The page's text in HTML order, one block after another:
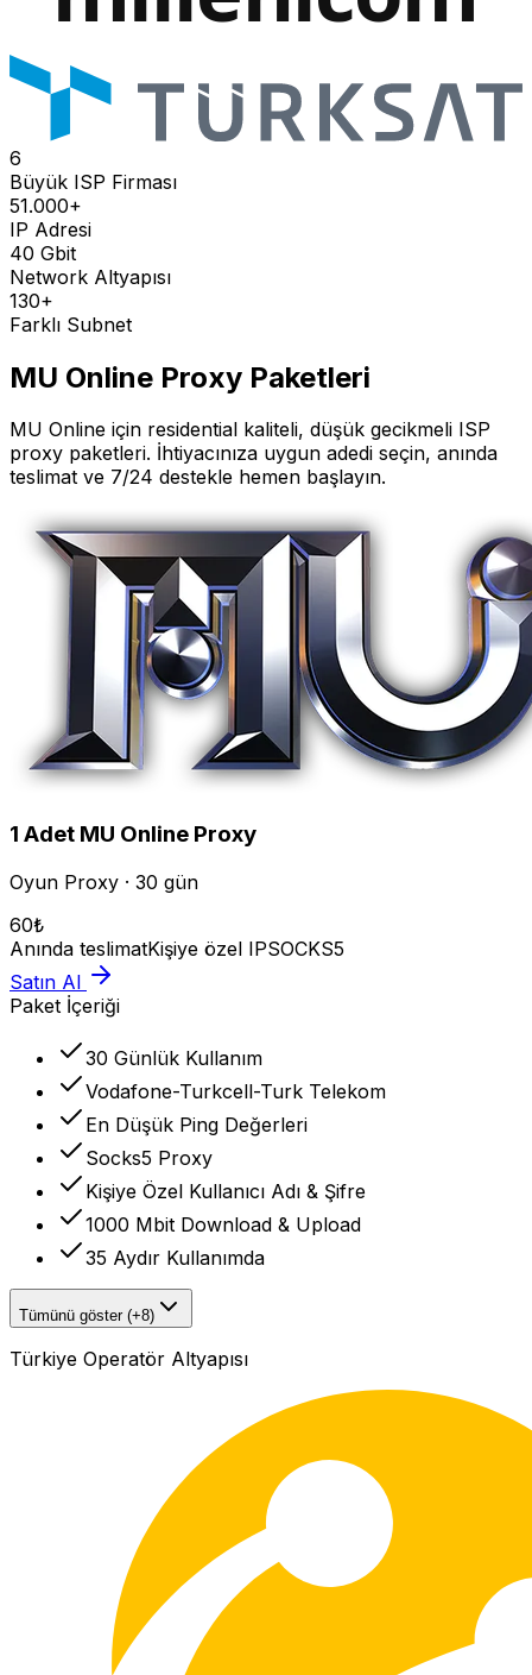
6
Büyük ISP Firması
51.000+
IP Adresi
40 Gbit
Network Altyapısı
130+
Farklı Subnet
MU Online Proxy Paketleri
MU Online için residential kaliteli, düşük gecikmeli ISP
proxy paketleri. İhtiyacınıza uygun adedi seçin, anında
teslimat ve 7/24 destekle hemen başlayın.
1 Adet MU Online Proxy
Oyun Proxy · 30 gün
60₺
Anında teslimatKişiye özel IPSOCKS5
Satın Al
Paket İçeriği
30 Günlük Kullanım
Vodafone-Turkcell-Turk Telekom
En Düşük Ping Değerleri
Socks5 Proxy
Kişiye Özel Kullanıcı Adı & Şifre
1000 Mbit Download & Upload
35 Aydır Kullanımda
Tümünü göster (+8)
Türkiye Operatör Altyapısı